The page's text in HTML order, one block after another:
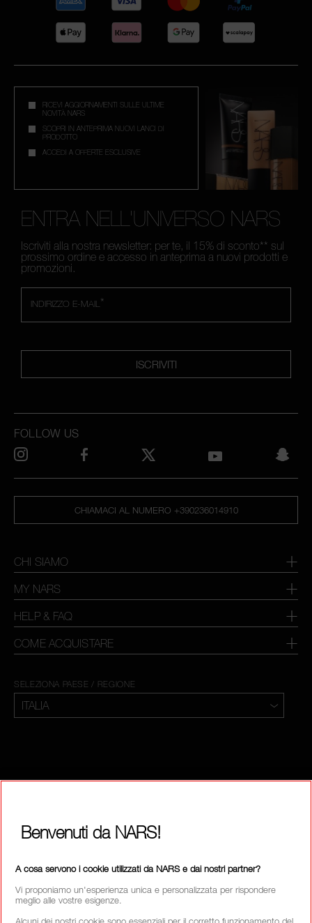
RICEVI AGGIORNAMENTI SULLE ULTIME
NOVITÀ NARS
SCOPRI IN ANTEPRIMA NUOVI LANCI DI
PRODOTTO
ACCEDI A OFFERTE ESCLUSIVE
ENTRA NELL'UNIVERSO NARS
Iscriviti alla nostra newsletter: per te, il 15% di sconto** sul
prossimo ordine e accesso in anteprima a nuovi prodotti e
promozioni.
*
INDIRIZZO E-MAIL
ISCRIVITI
CHIAMACI AL NUMERO +390236014910
CHI SIAMO
MY NARS
HELP & FAQ
COME ACQUISTARE
FOLLOW US
SELEZIONA PAESE / REGIONE
Benvenuti da NARS!
A cosa servono i cookie utilizzati da NARS e dai nostri partner?
Vi proponiamo un'esperienza unica e personalizzata per rispondere
meglio alle vostre esigenze.